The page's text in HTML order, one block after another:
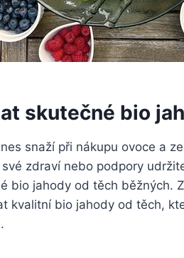
⁤skutečné bio
snaží při nákupu ovoce a
zdraví nebo podpory
bio‍ jahody od těch běžných.
kvalitní ⁤bio jahody od ‍těch,